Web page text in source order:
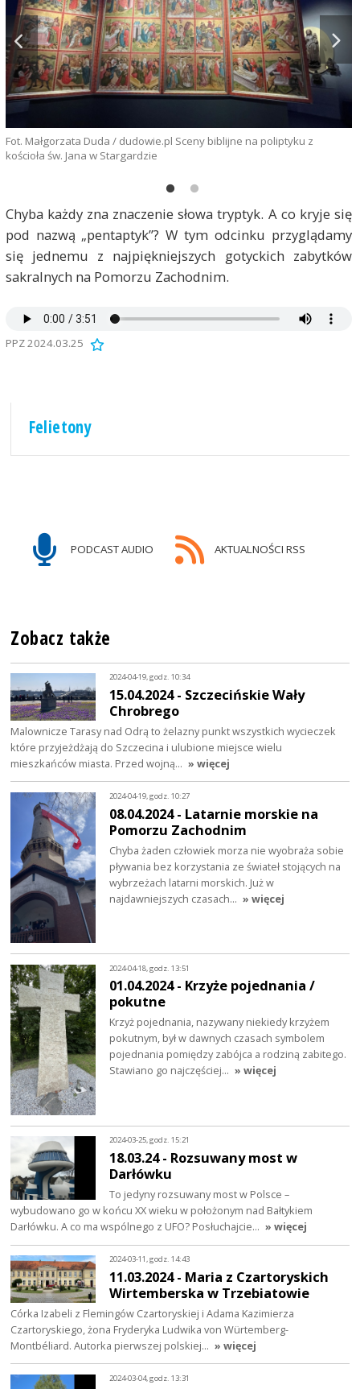
Fot. Małgorzata Duda / dudowie.pl Sceny biblijne na poliptyku z
kościoła św. Jana w Stargardzie
Chyba każdy zna znaczenie słowa tryptyk. A co kryje się
pod nazwą „pentaptyk”? W tym odcinku przyglądamy
się jednemu z najpiękniejszych gotyckich zabytków
sakralnych na Pomorzu Zachodnim.
PPZ 2024.03.25
Felietony
PODCAST AUDIO AKTUALNOŚCI RSS
Zobacz także
2024-04-19, godz. 10:34
15.04.2024 - Szczecińskie Wały
Chrobrego
Malownicze Tarasy nad Odrą to żelazny punkt wszystkich wycieczek
które przyjeżdżają do Szczecina i ulubione miejsce wielu
mieszkańców miasta. Przed wojną… » więcej
2024-04-19, godz. 10:27
08.04.2024 - Latarnie morskie na
Pomorzu Zachodnim
Chyba żaden człowiek morza nie wyobraża sobie
pływania bez korzystania ze świateł stojących na
wybrzeżach latarni morskich. Już w
najdawniejszych czasach… » więcej
2024-04-18, godz. 13:51
01.04.2024 - Krzyże pojednania /
pokutne
Krzyż pojednania, nazywany niekiedy krzyżem
pokutnym, był w dawnych czasach symbolem
pojednania pomiędzy zabójca a rodziną zabitego.
Stawiano go najczęściej… » więcej
2024-03-25, godz. 15:21
18.03.24 - Rozsuwany most w
Darłówku
To jedyny rozsuwany most w Polsce –
wybudowano go w końcu XX wieku w położonym nad Bałtykiem
Darłówku. A co ma wspólnego z UFO? Posłuchajcie… » więcej
2024-03-11, godz. 14:43
11.03.2024 - Maria z Czartoryskich
Wirtemberska w Trzebiatowie
Córka Izabeli z Flemingów Czartoryskiej i Adama Kazimierza
Czartoryskiego, żona Fryderyka Ludwika von Würtemberg-
Montbéliard. Autorka pierwszej polskiej… » więcej
2024-03-04, godz. 13:31